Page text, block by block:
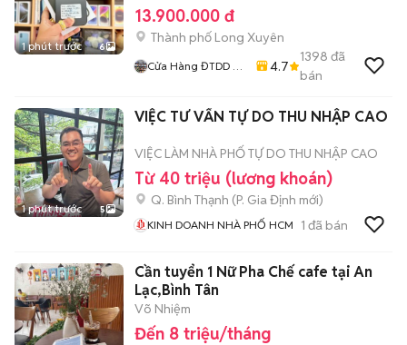
1 phút trước 6
13.900.000 đ
Thành phố Long Xuyên
Cửa Hàng ĐTDD Bi
4.7
1398 đã
bán
1 phút trước 5
VIỆC TƯ VẤN TỰ DO THU NHẬP CAO
VIỆC LÀM NHÀ PHỐ TỰ DO THU NHẬP CAO
Từ 40 triệu (lương khoán)
Q. Bình Thạnh (P. Gia Định mới)
KINH DOANH NHÀ PHỐ HCM 1 đã bán
Cần tuyển 1 Nữ Pha Chế cafe tại An
Lạc,Bình Tân
Võ Nhiệm
Đến 8 triệu/tháng